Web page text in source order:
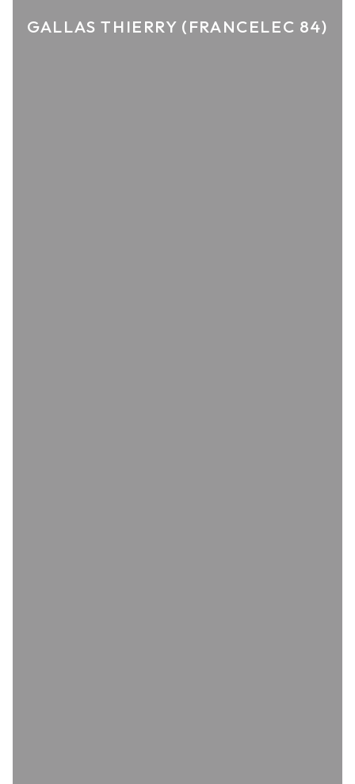
GALLAS THIERRY (FRANCELEC 84)